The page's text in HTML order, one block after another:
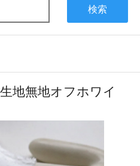
検索
地無地オフホワイ